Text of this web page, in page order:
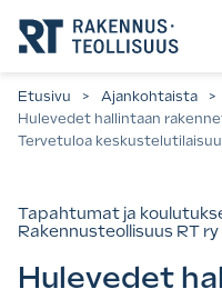
suoraan
sisältöön.
Etusivu > Ajankohtaista >
Hulevedet hallintaan
Tervetuloa
Tapahtumat ja
Rakennusteollisuus RT ry
Hulevedet